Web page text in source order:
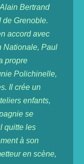
Bertrand
de Grenoble.
accord avec
Nationale, Paul
propre
Polichinelle,
Il crée un
enfants,
se
quitte les
à son
en scène,